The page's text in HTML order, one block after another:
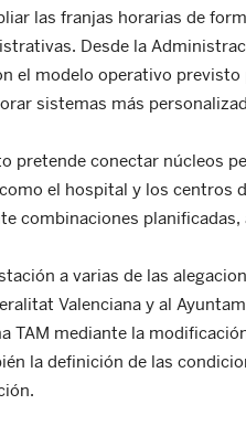
las franjas horarias de
Desde la
el modelo operativo
sistemas más
pretende conectar núcleos
el hospital y los centros
combinaciones
a varias de las
Valenciana y al
TAM mediante la
la definición de las